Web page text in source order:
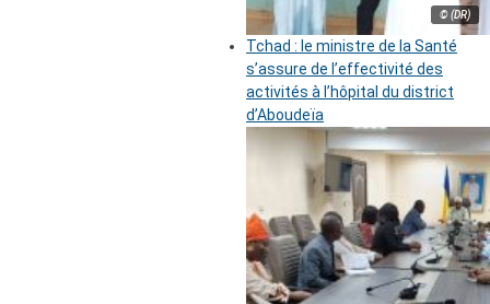
© (DR)
Tchad : le ministre de la Santé
s’assure de l’effectivité des
activités à l’hôpital du district
d’Aboudeïa